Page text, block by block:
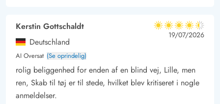
Stauning og nyde stedernes helt egen charme. Nørre Lyngvig
Havn nord for Hvide Sande er også et besøg værd, eventuelt
med madkurven pakket hjemmefra.
Kerstin Gottschaldt
Deutschland
AI Oversat (Se oprindelig)
4.5 ud af 5
4.5 ud af 5
4.5 out of 5
19/07/2026
rolig beliggenhed for enden af en blind vej, Lille, men
ren, Skab til tøj er til stede, hvilket blev kritiseret i nogle
anmeldelser.